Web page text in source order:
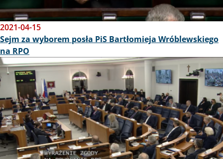
2021-04-15
Sejm za wyborem posła PiS Bartłomieja Wróblewskiego
na RPO
Obraz